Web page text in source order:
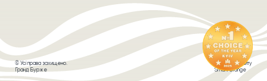
© Усі права захищено.
Гранд Бурже
Розробка сайту
Smart Orange